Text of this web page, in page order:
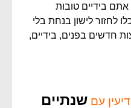
בידיים טובות
לחזור לישון בנחת בלי
חדשים בפנים, בידיים,
עם שנתיים